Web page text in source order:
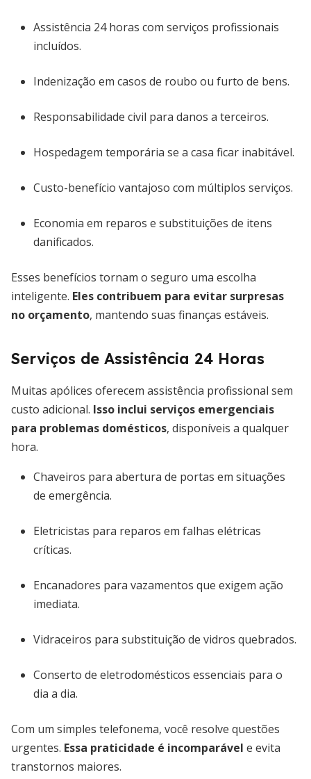
Assistência 24 horas com serviços profissionais
incluídos.
Indenização em casos de roubo ou furto de bens.
Responsabilidade civil para danos a terceiros.
Hospedagem temporária se a casa ficar inabitável.
Custo-benefício vantajoso com múltiplos serviços.
Economia em reparos e substituições de itens
danificados.
Esses benefícios tornam o seguro uma escolha
inteligente. Eles contribuem para evitar surpresas
no orçamento, mantendo suas finanças estáveis.
Serviços de Assistência 24 Horas
Muitas apólices oferecem assistência profissional sem
custo adicional. Isso inclui serviços emergenciais
para problemas domésticos, disponíveis a qualquer
hora.
Chaveiros para abertura de portas em situações
de emergência.
Eletricistas para reparos em falhas elétricas
críticas.
Encanadores para vazamentos que exigem ação
imediata.
Vidraceiros para substituição de vidros quebrados.
Conserto de eletrodomésticos essenciais para o
dia a dia.
Com um simples telefonema, você resolve questões
urgentes. Essa praticidade é incomparável e evita
transtornos maiores.